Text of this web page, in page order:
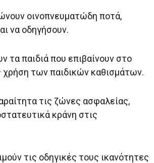
οινοπνευματώδη ποτά,
να οδηγήσουν.
τα παιδιά που επιβαίνουν στο
χρήση των παιδικών καθισμάτων.
τις ζώνες ασφαλείας,
κράνη στις
τις οδηγικές τους ικανότητες